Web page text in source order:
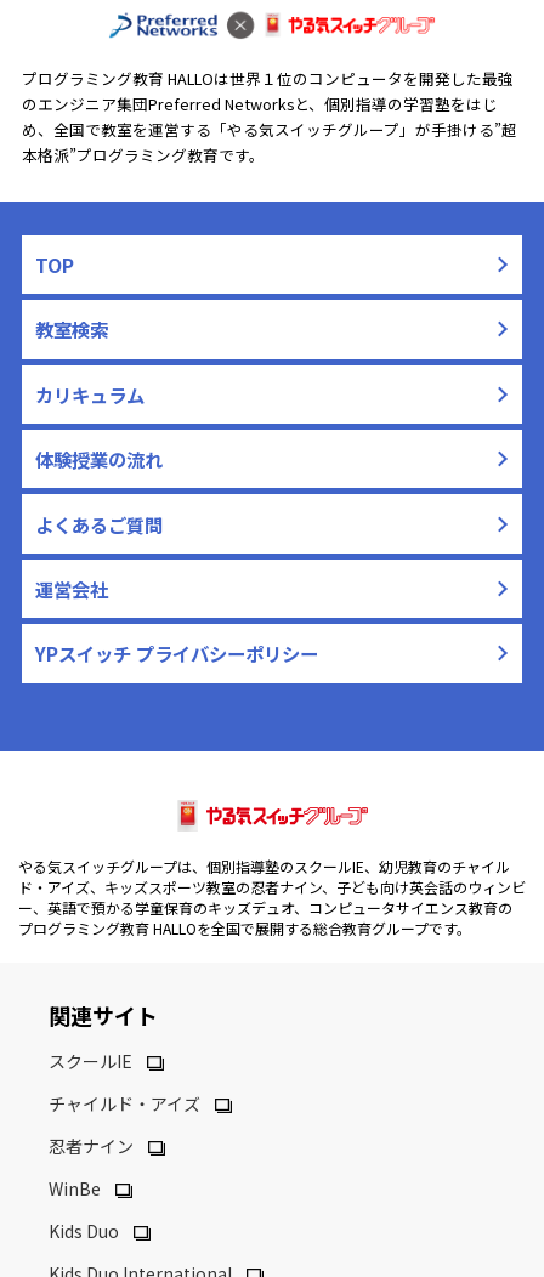
プログラミング教育 HALLOは世界１位のコンピュータを開発した最強
のエンジニア集団Preferred Networksと、 個別指導の学習塾をはじ
め、全国で教室を運営する「やる気スイッチグループ」が手掛ける”超
本格派”プログラミング教育です。
TOP
教室検索
カリキュラム
体験授業の流れ
よくあるご質問
運営会社
YPスイッチ プライバシーポリシー
やる気スイッチグループは、個別指導塾のスクールIE、幼児教育のチャイル
ド・アイズ、キッズスポーツ教室の忍者ナイン、子ども向け英会話のウィンビ
ー、英語で預かる学童保育のキッズデュオ、コンピュータサイエンス教育の
プログラミング教育 HALLOを全国で展開する総合教育グループです。
関連サイト
スクールIE
チャイルド・アイズ
忍者ナイン
WinBe
Kids Duo